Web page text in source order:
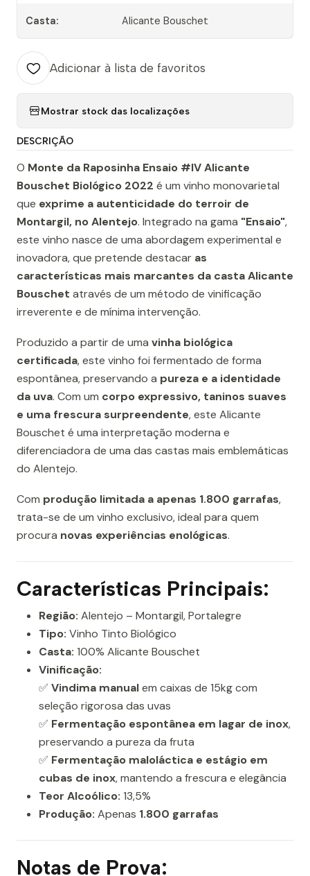
Casta: Alicante Bouschet
Adicionar à lista de favoritos
Mostrar stock das localizações
DESCRIÇÃO
O Monte da Raposinha Ensaio #IV Alicante
Bouschet Biológico 2022 é um vinho monovarietal
que exprime a autenticidade do terroir de
Montargil, no Alentejo. Integrado na gama "Ensaio",
este vinho nasce de uma abordagem experimental e
inovadora, que pretende destacar as
características mais marcantes da casta Alicante
Bouschet através de um método de vinificação
irreverente e de mínima intervenção.
Produzido a partir de uma vinha biológica
certificada, este vinho foi fermentado de forma
espontânea, preservando a pureza e a identidade
da uva. Com um corpo expressivo, taninos suaves
e uma frescura surpreendente, este Alicante
Bouschet é uma interpretação moderna e
diferenciadora de uma das castas mais emblemáticas
do Alentejo.
Com produção limitada a apenas 1.800 garrafas,
trata-se de um vinho exclusivo, ideal para quem
procura novas experiências enológicas.
Características Principais:
Região: Alentejo – Montargil, Portalegre
Tipo: Vinho Tinto Biológico
Casta: 100% Alicante Bouschet
Vinificação:
✅ Vindima manualem caixas de 15kg com
seleção rigorosa das uvas
✅ Fermentação espontânea em lagar de inox,
preservando a pureza da fruta
✅ Fermentação maloláctica e estágio em
cubas de inox, mantendo a frescura e elegância
Teor Alcoólico: 13,5%
Produção: Apenas 1.800 garrafas
Notas de Prova: